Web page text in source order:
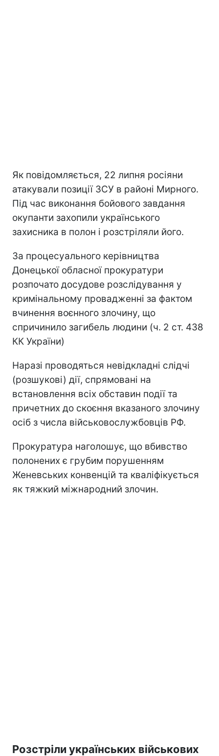
Як повідомляється, 22 липня росіяни
атакували позиції ЗСУ в районі Мирного.
Під час виконання бойового завдання
окупанти захопили українського
захисника в полон і розстріляли його.
За процесуального керівництва
Донецької обласної прокуратури
розпочато досудове розслідування у
кримінальному провадженні за фактом
вчинення воєнного злочину, що
спричинило загибель людини (ч. 2 ст. 438
КК України)
Наразі проводяться невідкладні слідчі
(розшукові) дії, спрямовані на
встановлення всіх обставин події та
причетних до скоєння вказаного злочину
осіб з числа військовослужбовців РФ.
Прокуратура наголошує, що вбивство
полонених є грубим порушенням
Женевських конвенцій та кваліфікується
як тяжкий міжнародний злочин.
Розстріли українських військових